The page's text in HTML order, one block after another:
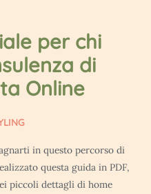
per chi
di
Online
in questo percorso di
questa guida in PDF,
piccoli dettagli di home